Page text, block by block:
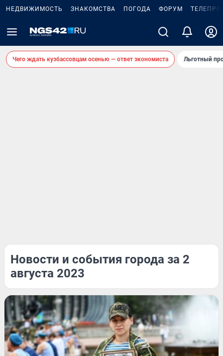
НЕДВИЖИМОСТЬ ЗНАКОМСТВА ПОГОДА ФОРУМ
Чего ждать кузбассовцам осенью — ответ экономиста Льготный
Новости и события города за 2
августа 2023